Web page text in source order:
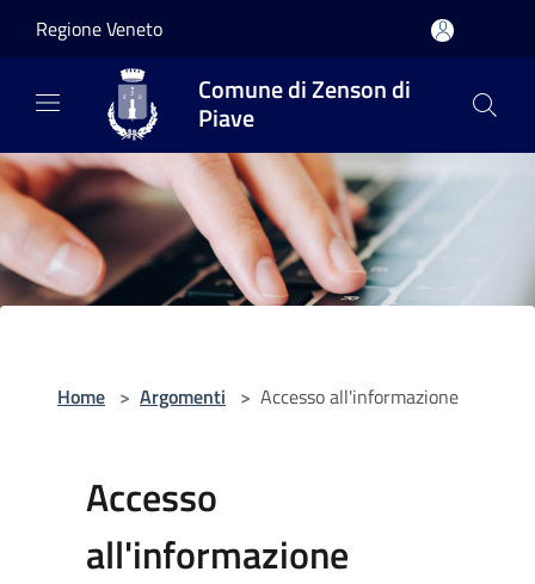
Regione Veneto
Comune di Zenson di
Piave
Home > Argomenti > Accesso all'informazione
Accesso
all'informazione